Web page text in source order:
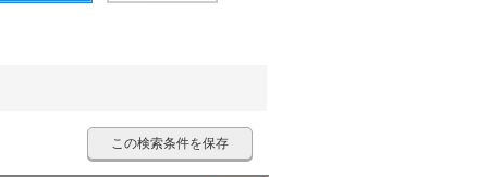
この検索条件を保存